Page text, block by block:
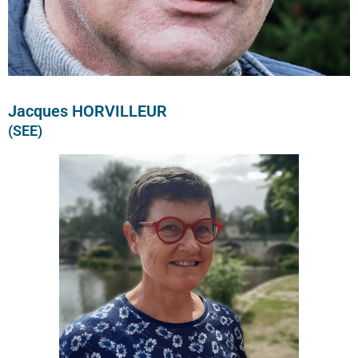
Jacques HORVILLEUR
(SEE)